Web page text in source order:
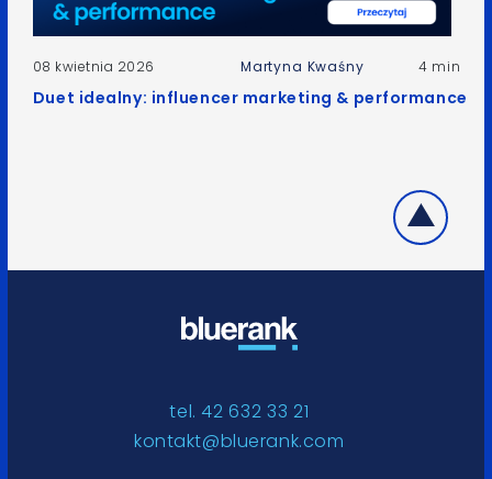
08 kwietnia 2026 Martyna Kwaśny 4 min
Duet idealny: influencer marketing & performance
tel. 42 632 33 21
kontakt@bluerank.com